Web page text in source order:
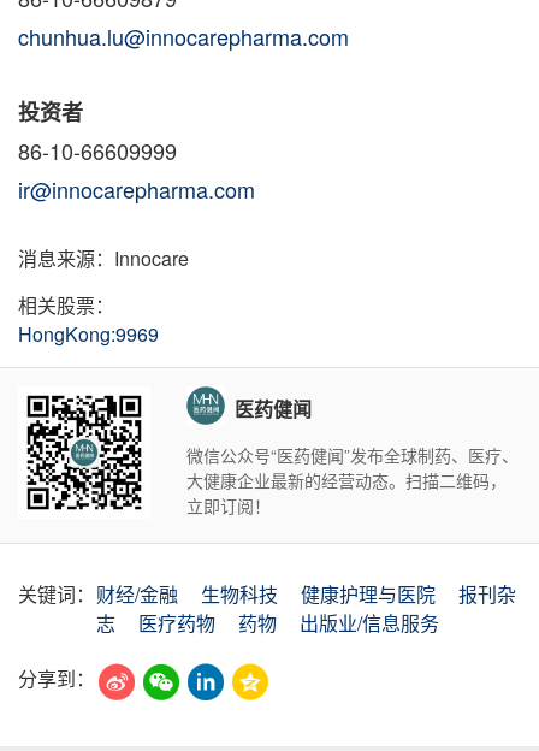
chunhua.lu@innocarepharma.com
投资者
86-10-66609999
ir@innocarepharma.com
消息来源：Innocare
相关股票：
HongKong:9969
医药健闻
微信公众号“医药健闻”发布全球制药、医疗、
大健康企业最新的经营动态。扫描二维码，
立即订阅！
关键词： 财经/金融 生物科技 健康护理与医院
报刊杂
志
医疗药物 药物
出版业/信息服务
分享到：